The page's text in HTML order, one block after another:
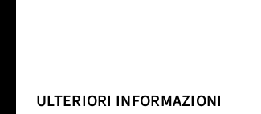
ULTERIORI INFORMAZIONI